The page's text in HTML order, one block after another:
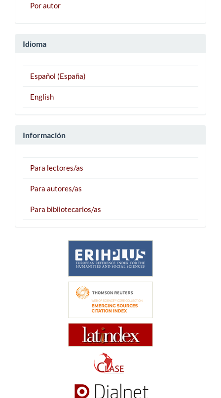
Por autor
Idioma
Español (España)
English
Información
Para lectores/as
Para autores/as
Para bibliotecarios/as